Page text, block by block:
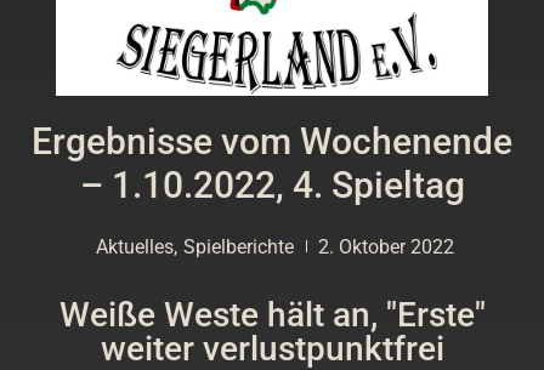
Ergebnisse vom Wochenende
– 1.10.2022, 4. Spieltag
Aktuelles, Spielberichte 2. Oktober 2022
Weiße Weste hält an, "Erste"
weiter verlustpunktfrei